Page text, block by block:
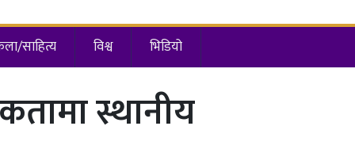
साहित्य विश्व भिडियो
स्थानीय